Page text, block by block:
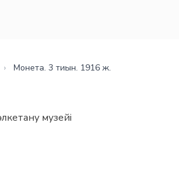
› Монета. 3 тиын. 1916 ж.
музейі